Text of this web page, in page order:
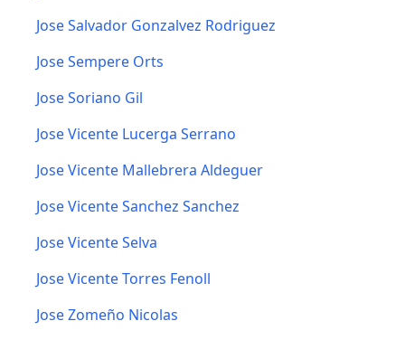
Jose Salvador Gonzalvez Rodriguez
Jose Sempere Orts
Jose Soriano Gil
Jose Vicente Lucerga Serrano
Jose Vicente Mallebrera Aldeguer
Jose Vicente Sanchez Sanchez
Jose Vicente Selva
Jose Vicente Torres Fenoll
Jose Zomeño Nicolas